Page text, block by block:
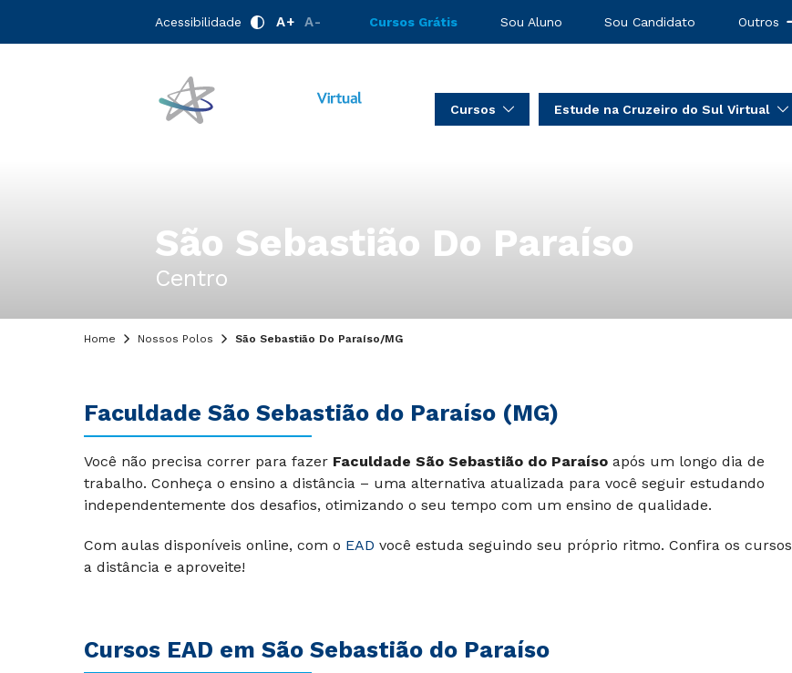
Acessibilidade A+ A- Cursos Grátis Sou Aluno Sou Candidato Outros
Cursos Estude na Cruzeiro do Sul Virtual
São Sebastião Do Paraíso
Centro
Home Nossos Polos São Sebastião Do Paraíso/MG
Faculdade São Sebastião do Paraíso (MG)
Você não precisa correr para fazer Faculdade São Sebastião do Paraíso após um longo dia de
trabalho. Conheça o ensino a distância – uma alternativa atualizada para você seguir estudando
independentemente dos desafios, otimizando o seu tempo com um ensino de qualidade.
Com aulas disponíveis online, com o EAD você estuda seguindo seu próprio ritmo. Confira os cursos
a distância e aproveite!
Cursos EAD em São Sebastião do Paraíso